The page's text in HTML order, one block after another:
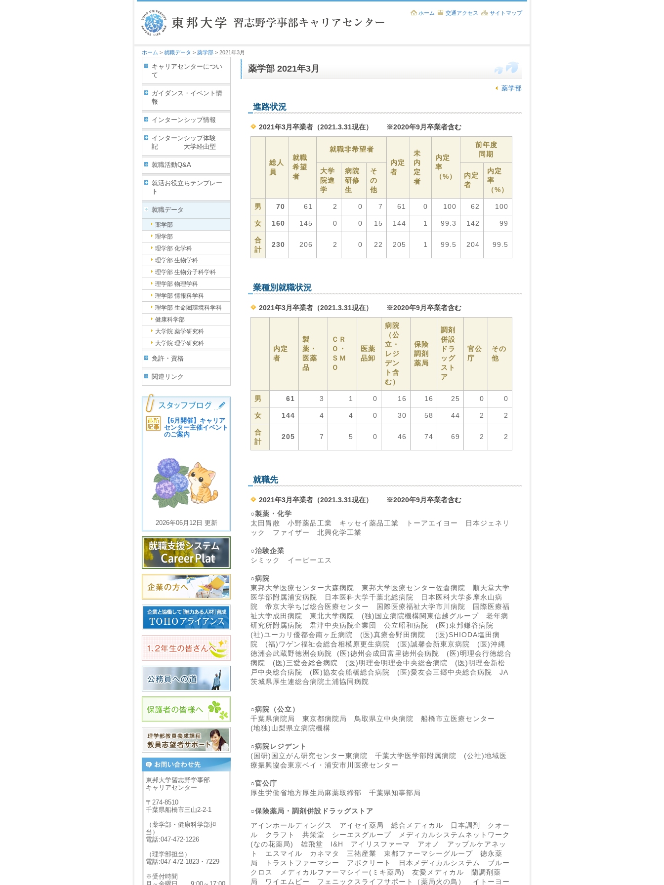
ホーム 交通アクセス サイトマップ
ホーム > 就職データ > 薬学部 > 2021年3月
キャリアセンターについ
て
ガイダンス・イベント情
報
インターンシップ情報
インターンシップ体験
記 大学経由型
就職活動Q&A
就活お役立ちテンプレー
ト
就職データ
薬学部
理学部
理学部 化学科
理学部 生物学科
理学部 生物分子科学科
理学部 物理学科
理学部 情報科学科
理学部 生命圏環境科学科
健康科学部
大学院 薬学研究科
大学院 理学研究科
免許・資格
関連リンク
【6月開催】キャリア
センター主催イベント
のご案内
2026年06月12日 更新
東邦大学習志野学事部
キャリアセンター
〒274-8510
千葉県船橋市三山2-2-1
（薬学部・健康科学部担
当）
電話:047-472-1226
（理学部担当）
電話:047-472-1823・7229
※受付時間
薬学部 2021年3月
薬学部
進路状況
2021年3月卒業者（2021.3.31現在） ※2020年9月卒業者含む
総人
員
就職
希望
者
就職非希望者
内定
者
未
内
定
者
内定
率
（%）
前年度
同期
大学
院進
学
病院
研修
生
そ
の
他
内定
者
内定
率
（%）
男 70 61 2 0 7 61 0 100 62 100
女 160 145 0 0 15 144 1 99.3 142 99
合
計
230 206 2 0 22 205 1 99.5 204 99.5
業種別就職状況
2021年3月卒業者（2021.3.31現在） ※2020年9月卒業者含む
内定
者
製
薬・
医薬
品
ＣＲ
Ｏ・
ＳＭ
Ｏ
医薬
品卸
病院
（公
立・
レジ
デン
ト含
む）
保険
調剤
薬局
調剤
併設
ドラ
ッグ
スト
ア
官公
庁
その
他
男 61 3 1 0 16 16 25 0 0
女 144 4 4 0 30 58 44 2 2
合
計
205 7 5 0 46 74 69 2 2
就職先
2021年3月卒業者（2021.3.31現在） ※2020年9月卒業者含む
○製薬・化学
太田胃散 小野薬品工業 キッセイ薬品工業 トーアエイヨー 日本ジェネリ
ック ファイザー 北興化学工業
○治験企業
シミック イーピーエス
○病院
東邦大学医療センター大森病院 東邦大学医療センター佐倉病院 順天堂大学
医学部附属浦安病院 日本医科大学千葉北総病院 日本医科大学多摩永山病
院 帝京大学ちば総合医療センター 国際医療福祉大学市川病院 国際医療福
祉大学成田病院 東北大学病院 (独)国立病院機構関東信越グループ 老年病
研究所附属病院 君津中央病院企業団 公立昭和病院 (医)東邦鎌谷病院
(社)ユーカリ優都会南ヶ丘病院 (医)真療会野田病院 (医)SHIODA塩田病
院 (福)ワゲン福祉会総合相模原更生病院 (医)誠馨会新東京病院 (医)沖縄
徳洲会武蔵野徳洲会病院 (医)徳州会成田富里徳州会病院 (医)明理会行徳総合
病院 (医)三愛会総合病院 (医)明理会明理会中央総合病院 (医)明理会新松
戸中央総合病院 (医)協友会船橋総合病院 (医)愛友会三郷中央総合病院 JA
茨城県厚生連総合病院土浦協同病院
○病院（公立）
千葉県病院局 東京都病院局 鳥取県立中央病院 船橋市立医療センター
(地独)山梨県立病院機構
○病院レジデント
(国研)国立がん研究センター東病院 千葉大学医学部附属病院 (公社)地域医
療振興協会東京ベイ・浦安市川医療センター
○官公庁
厚生労働省地方厚生局麻薬取締部 千葉県知事部局
○保険薬局・調剤併設ドラッグストア
アインホールディングス アイセイ薬局 総合メディカル 日本調剤 クオー
ル クラフト 共栄堂 シーエスグループ メディカルシステムネットワーク
(なの花薬局) 雄飛堂 I&H アイリスファーマ アオノ アップルケアネッ
ト エスマイル カネマタ 三祐産業 東都ファーマシーグループ 徳永薬
局 トラストファーマシー アポクリート 日本メディカルシステム ブルー
クロス メディカルファーマシイー(ミキ薬局) 友愛メディカル 蘭調剤薬
局 ワイエムピー フェニックスライフサポート（薬局火の鳥） イトーヨー